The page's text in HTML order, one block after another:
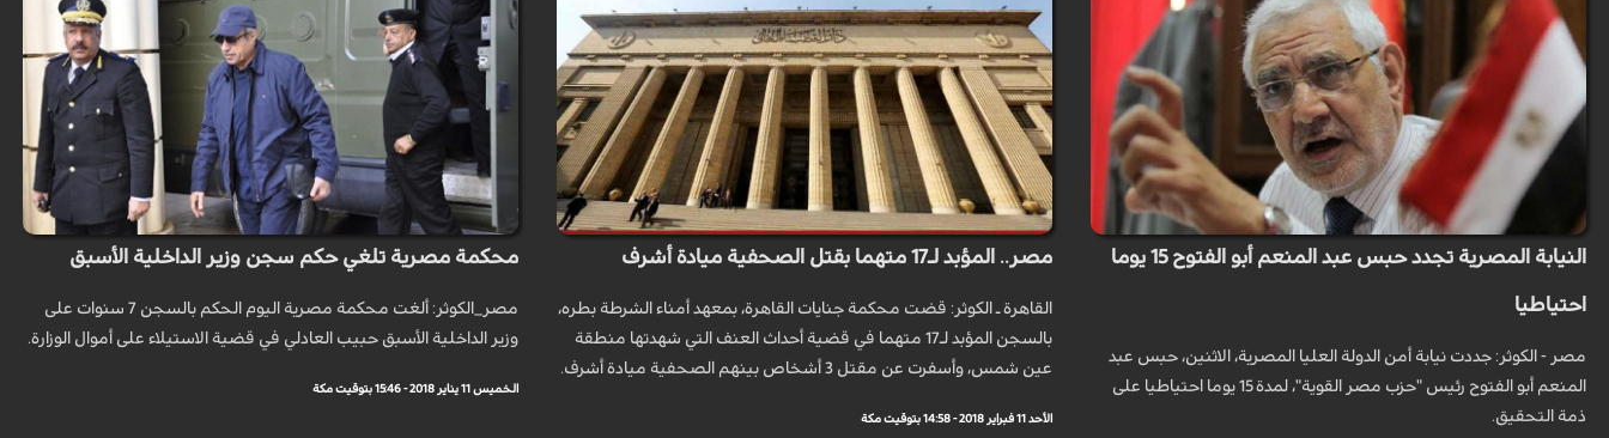
النيابة المصرية تجدد حبس عبد المنعم أبو الفتوح 15 يوما
احتياطيا
مصر - الكوثر: جددت نيابة أمن الدولة العليا المصرية، الاثنين، حبس عبد
المنعم أبو الفتوح رئيس "حزب مصر القوية"، لمدة 15 يوما احتياطيا على
ذمة التحقيق.
مصر.. المؤبد لـ17 متهما بقتل الصحفية ميادة أشرف
القاهرة ـ الكوثر: قضت محكمة جنايات القاهرة، بمعهد أمناء الشرطة بطره،
بالسجن المؤبد لـ17 متهما في قضية أحداث العنف التي شهدتها منطقة
عين شمس، وأسفرت عن مقتل 3 أشخاص بينهم الصحفية ميادة أشرف.
الأحد 11 فبراير 2018 - 14:58 بتوقيت مكة
محكمة مصرية تلغي حكم سجن وزير الداخلية الأسبق
مصر_الكوثر: ألغت محكمة مصرية اليوم الحكم بالسجن 7 سنوات على
وزير الداخلية الأسبق حبيب العادلي في قضية الاستيلاء على أموال الوزارة.
الخميس 11 يناير 2018 - 15:46 بتوقيت مكة